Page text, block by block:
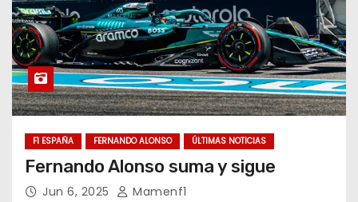
F1 ESPAÑA FERNANDO ALONSO ÚLTIMAS NOTICIAS
Fernando Alonso suma y sigue
Jun 6, 2025 Mamenf1